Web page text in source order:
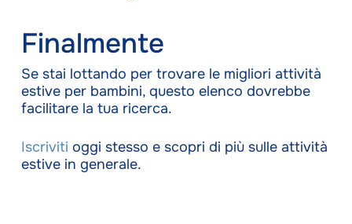
Finalmente
Se stai lottando per trovare le migliori attività
estive per bambini, questo elenco dovrebbe
facilitare la tua ricerca.
Iscriviti oggi stesso e scopri di più sulle attività
estive in generale.